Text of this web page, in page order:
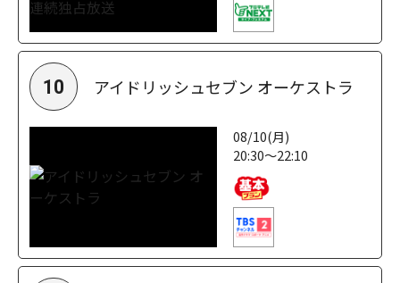
10 アイドリッシュセブン オーケストラ
08/10(月)
20:30～22:10